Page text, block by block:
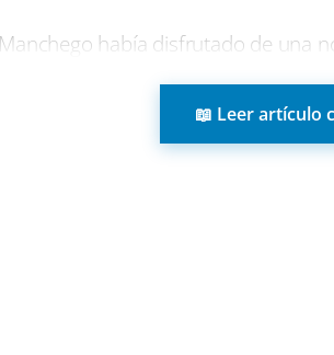
había disfrutado de una
el control del encuentro, lo
📖 Leer artículo